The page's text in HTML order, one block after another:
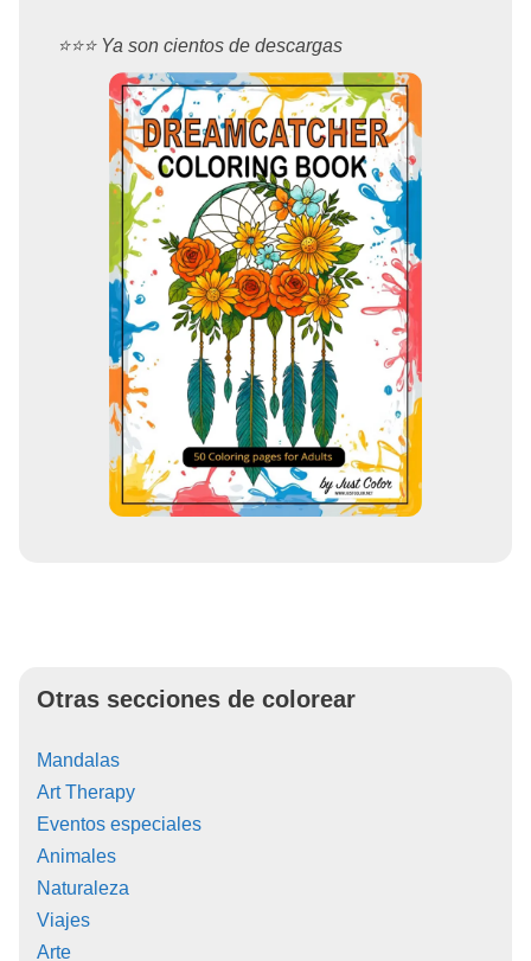
⭐️⭐️⭐️ Ya son cientos de descargas
Otras secciones de colorear
Mandalas
Art Therapy
Eventos especiales
Animales
Naturaleza
Viajes
Arte